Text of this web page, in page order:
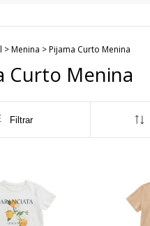
>Menina >Pijama Curto Menina
Curto Menina
Filtrar